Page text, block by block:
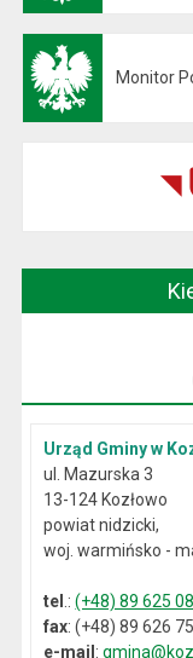
Monitor
Urząd Gminy w
ul. Mazurska 3
13-124 Kozłowo
powiat nidzicki,
woj. warmińsko -
tel .:(+48) 89 625
fax: (+48) 89 626
e-mail: